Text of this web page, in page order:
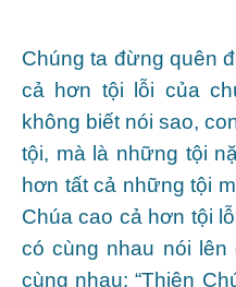
Chúng ta đừng quên
cả hơn tội lỗi của
không biết nói sao,
tội, mà là những tội
hơn tất cả những tội
Chúa cao cả hơn tội
có cùng nhau nói lên
cùng nhau: “Thiên